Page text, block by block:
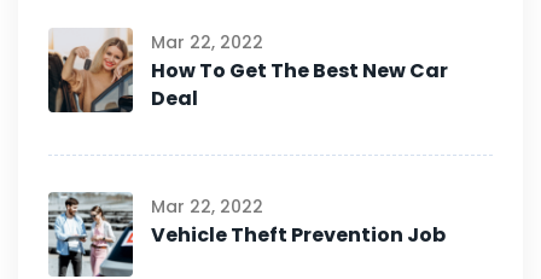
Mar 22, 2022
How To Get The Best New Car
Deal
Mar 22, 2022
Vehicle Theft Prevention Job